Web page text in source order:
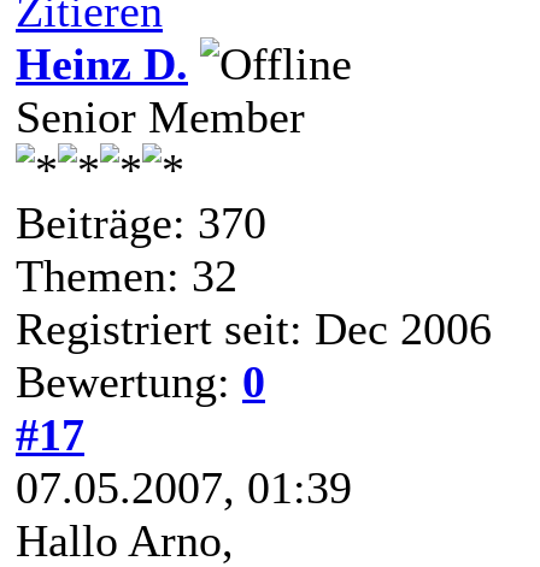
Zitieren
Heinz D.
Senior Member
Beiträge: 370
Themen: 32
Registriert seit: Dec 2006
Bewertung: 0
#17
07.05.2007, 01:39
Hallo Arno,